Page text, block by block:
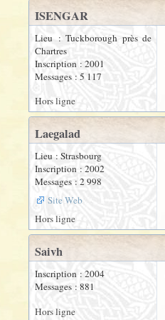
ISENGAR
Lieu : Tuckborough près de
Chartres
Inscription : 2001
Messages : 5 117
Hors ligne
Laegalad
Lieu : Strasbourg
Inscription : 2002
Messages : 2 998
Site Web
Hors ligne
Saivh
Inscription : 2004
Messages : 881
Hors ligne